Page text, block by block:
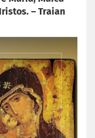
– Traian